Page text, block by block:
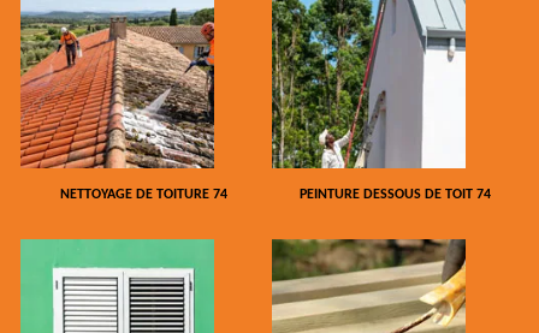
NETTOYAGE DE TOITURE 74 PEINTURE DESSOUS DE TOIT 74